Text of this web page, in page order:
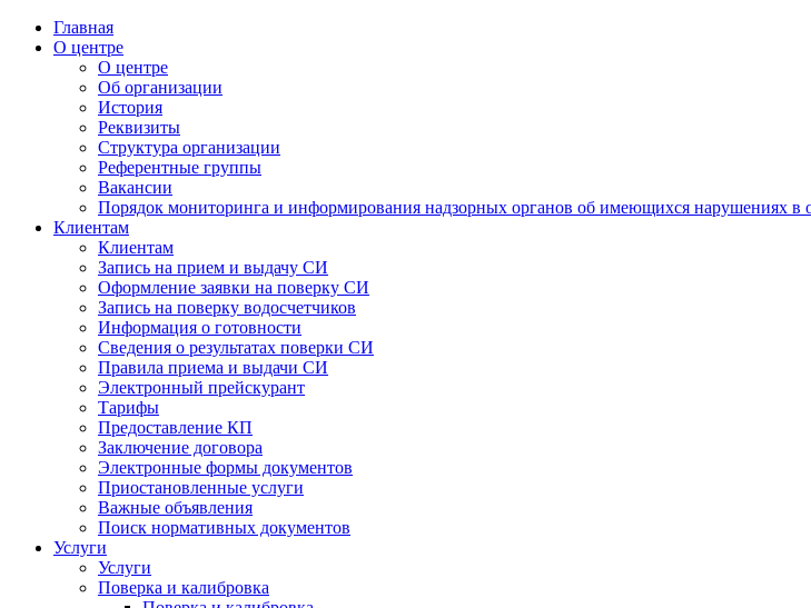
Главная
О центре
О центре
Об организации
История
Реквизиты
Структура организации
Референтные группы
Вакансии
Порядок мониторинга и информирования надзорных органов об имеющихся нарушениях в
Клиентам
Клиентам
Запись на прием и выдачу СИ
Оформление заявки на поверку СИ
Запись на поверку водосчетчиков
Информация о готовности
Сведения о результатах поверки СИ
Правила приема и выдачи СИ
Электронный прейскурант
Тарифы
Предоставление КП
Заключение договора
Электронные формы документов
Приостановленные услуги
Важные объявления
Поиск нормативных документов
Услуги
Услуги
Поверка и калибровка